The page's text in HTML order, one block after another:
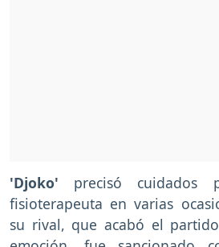
'Djoko' precisó
fisioterapeuta en varias
su rival, que acabó el